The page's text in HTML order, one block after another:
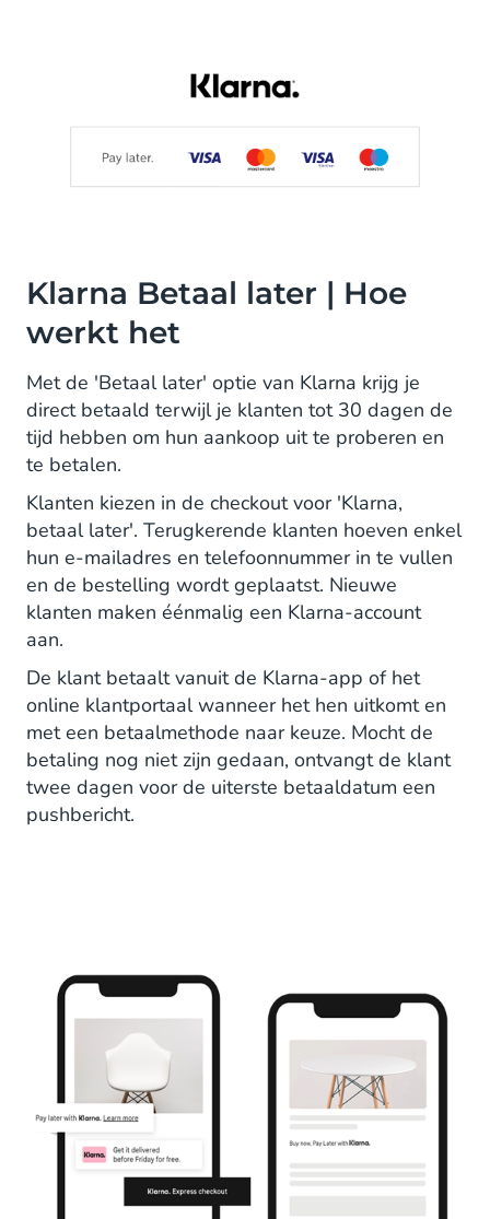
Klarna Betaal later | Hoe
werkt het
Met de 'Betaal later' optie van Klarna krijg je
direct betaald terwijl je klanten tot 30 dagen de
tijd hebben om hun aankoop uit te proberen en
te betalen.
Klanten kiezen in de checkout voor 'Klarna,
betaal later'. Terugkerende klanten hoeven enkel
hun e-mailadres en telefoonnummer in te vullen
en de bestelling wordt geplaatst. Nieuwe
klanten maken éénmalig een Klarna-account
aan.
De klant betaalt vanuit de Klarna-app of het
online klantportaal wanneer het hen uitkomt en
met een betaalmethode naar keuze. Mocht de
betaling nog niet zijn gedaan, ontvangt de klant
twee dagen voor de uiterste betaaldatum een
pushbericht.